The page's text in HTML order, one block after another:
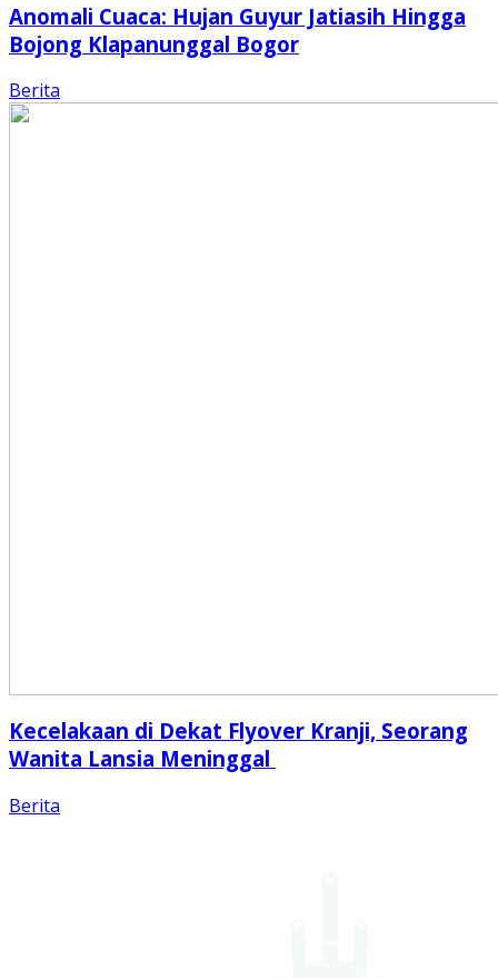
Anomali Cuaca: Hujan Guyur Jatiasih Hingga
Bojong Klapanunggal Bogor
Berita
Kecelakaan di Dekat Flyover Kranji, Seorang
Wanita Lansia Meninggal
Berita